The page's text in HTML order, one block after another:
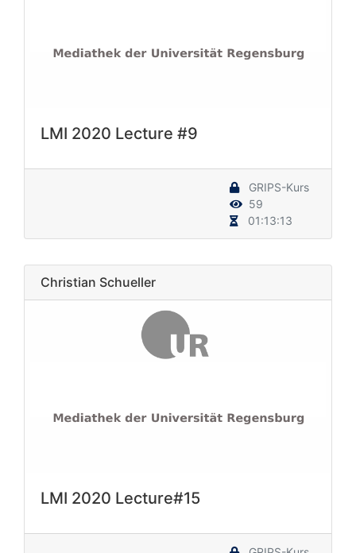
LMI 2020 Lecture #9
GRIPS-Kurs
59
01:13:13
Christian Schueller
LMI 2020 Lecture#15